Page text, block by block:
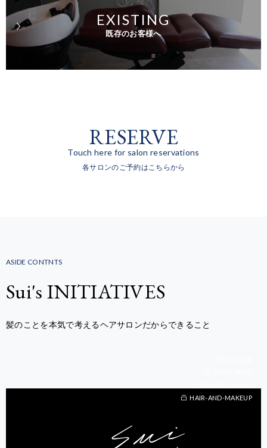
既存のお客様へ
EXISTING
RESERVE
Touch here for salon reservations
各サロンのご予約はこちらから
ASIDE CONTNTS
Sui's INITIATIVES
髪のことを本気で考えるヘアサロンだからできること
HAIR-AND-MAKEUP